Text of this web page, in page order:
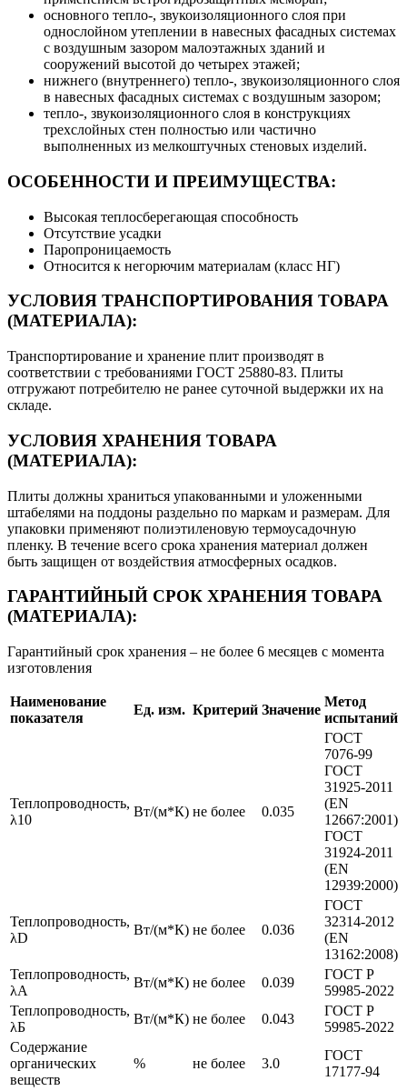
основного тепло-, звукоизоляционного слоя при
однослойном утеплении в навесных фасадных системах
с воздушным зазором малоэтажных зданий и
сооружений высотой до четырех этажей;
нижнего (внутреннего) тепло-, звукоизоляционного слоя
в навесных фасадных системах с воздушным зазором;
тепло-, звукоизоляционного слоя в конструкциях
трехслойных стен полностью или частично
выполненных из мелкоштучных стеновых изделий.
ОСОБЕННОСТИ И ПРЕИМУЩЕСТВА:
Высокая теплосберегающая способность
Отсутствие усадки
Паропроницаемость
Относится к негорючим материалам (класс НГ)
УСЛОВИЯ ТРАНСПОРТИРОВАНИЯ ТОВАРА
(МАТЕРИАЛА):
Транспортирование и хранение плит производят в
соответствии с требованиями ГОСТ 25880-83. Плиты
отгружают потребителю не ранее суточной выдержки их на
складе.
УСЛОВИЯ ХРАНЕНИЯ ТОВАРА
(МАТЕРИАЛА):
Плиты должны храниться упакованными и уложенными
штабелями на поддоны раздельно по маркам и размерам. Для
упаковки применяют полиэтиленовую термоусадочную
пленку. В течение всего срока хранения материал должен
быть защищен от воздействия атмосферных осадков.
ГАРАНТИЙНЫЙ СРОК ХРАНЕНИЯ ТОВАРА
(МАТЕРИАЛА):
Гарантийный срок хранения – не более 6 месяцев с момента
изготовления
Наименование
показателя
Ед. изм. Критерий Значение
Метод
испытаний
Теплопроводность,
λ10
Вт/(м*К) не более 0.035
ГОСТ
7076-99
ГОСТ
31925-2011
(EN
12667:2001)
ГОСТ
31924-2011
(EN
12939:2000)
Теплопроводность,
λD
Вт/(м*К) не более 0.036
ГОСТ
32314-2012
(EN
13162:2008)
Теплопроводность,
λА
Вт/(м*К) не более 0.039
ГОСТ Р
59985-2022
Теплопроводность,
λБ
Вт/(м*К) не более 0.043
ГОСТ Р
59985-2022
Содержание
органических
веществ
% не более 3.0
ГОСТ
17177-94